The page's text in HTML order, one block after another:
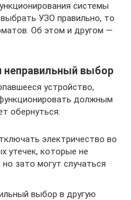
системы
УЗО правильно, то
Об этом и другом —
выбор
устройство,
должным
обернуться:
электричество во
утечек, которые не
зато могут случаться
выбор в другую